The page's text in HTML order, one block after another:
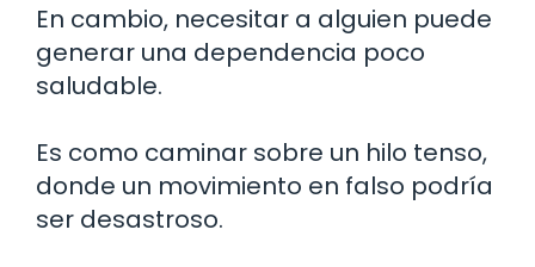
En cambio, necesitar a alguien puede
generar una dependencia poco
saludable.
Es como caminar sobre un hilo tenso,
donde un movimiento en falso podría
ser desastroso.